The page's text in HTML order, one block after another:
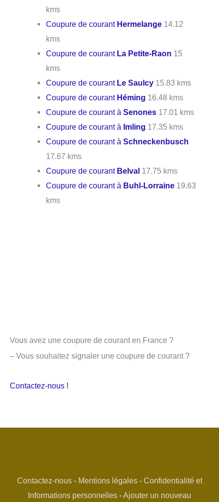
kms
Coupure de courant Hermelange 14.12
kms
Coupure de courant La Petite-Raon 15
kms
Coupure de courant Le Saulcy 15.83 kms
Coupure de courant Héming 16.48 kms
Coupure de courant àSenones 17.01 kms
Coupure de courant à Imling 17.35 kms
Coupure de courant àSchneckenbusch
17.67 kms
Coupure de courant Belval 17.75 kms
Coupure de courant à Buhl-Lorraine 19.63
kms
Vous avez une coupure de courant en France ?
– Vous souhaitez signaler une coupure de courant ?
Contactez-nous !
Contactez-nous- Mentions légales- Confidentialité et
Informations personnelles -Ajouter un nouveau